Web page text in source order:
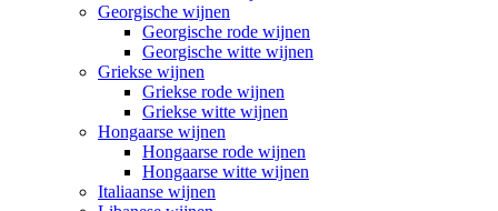
Georgische wijnen
Georgische rode wijnen
Georgische witte wijnen
Griekse wijnen
Griekse rode wijnen
Griekse witte wijnen
Hongaarse wijnen
Hongaarse rode wijnen
Hongaarse witte wijnen
Italiaanse wijnen